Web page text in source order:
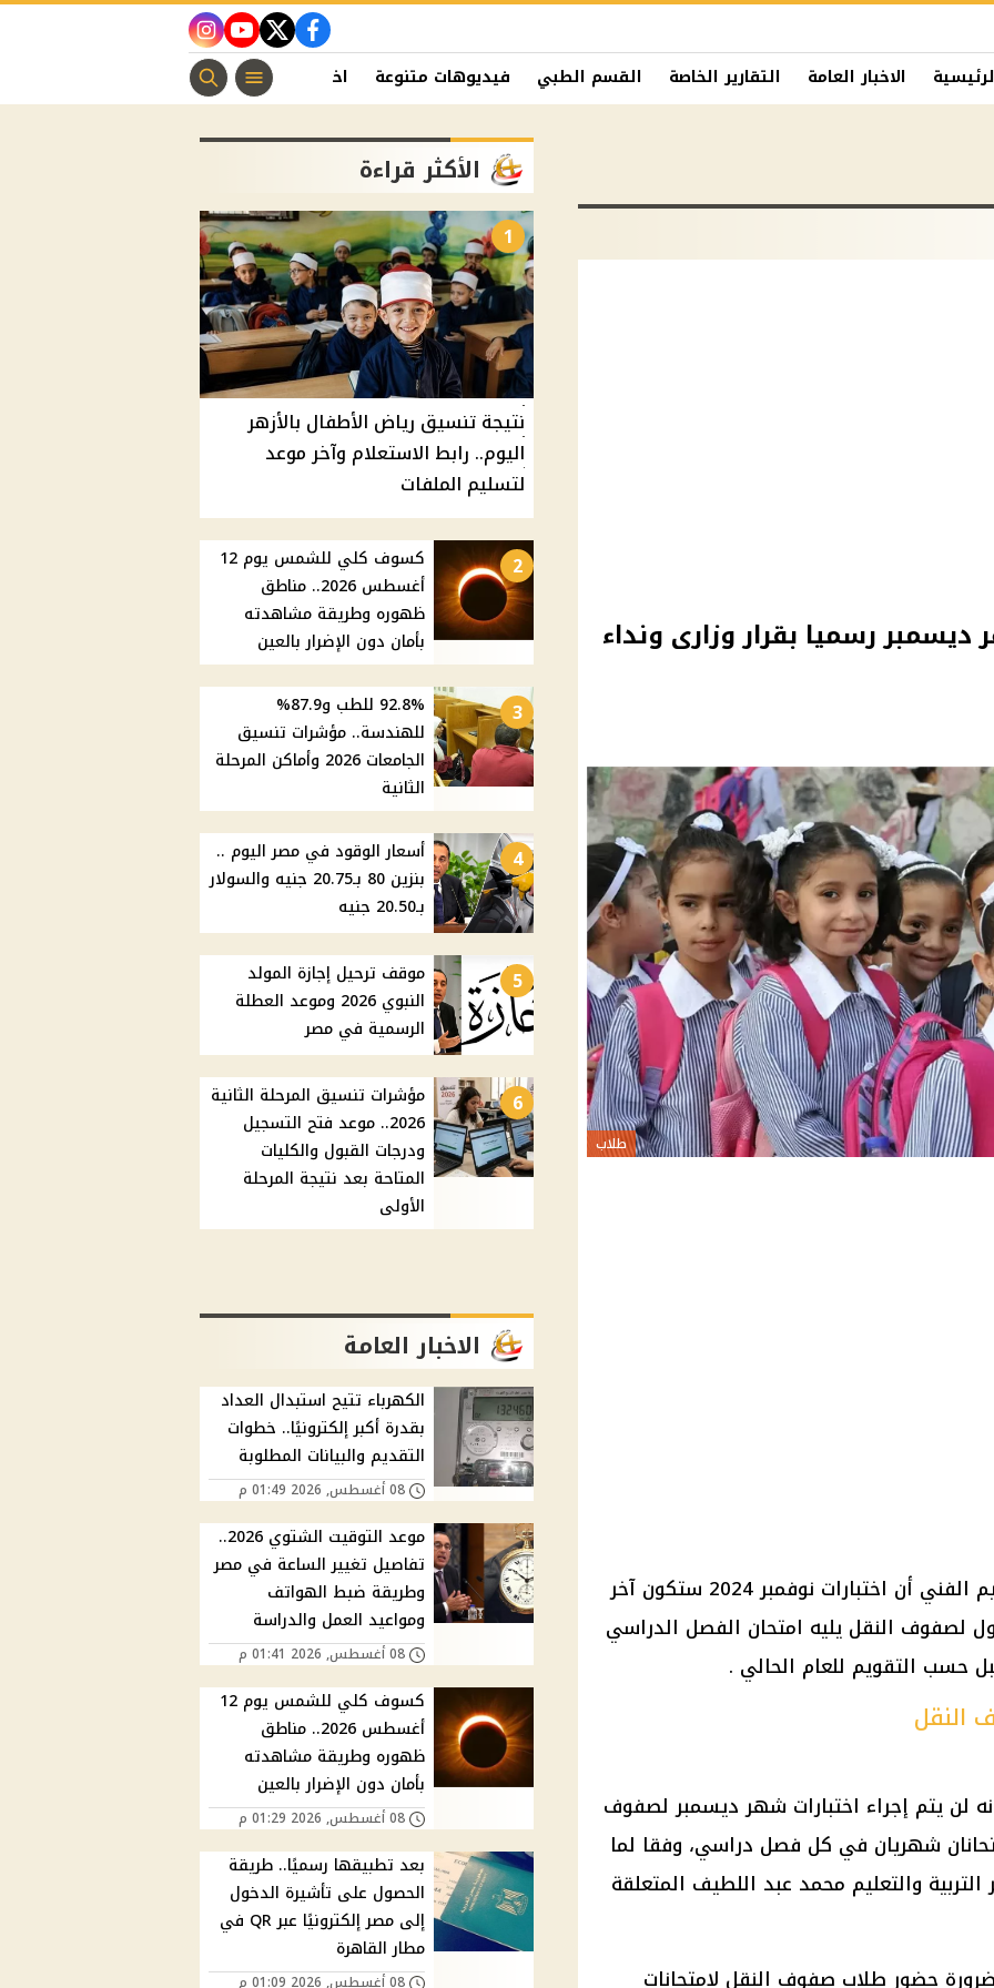
facebook
twitter
youtube
instagram
الاخبار العامة التقارير الخاصة القسم الطبي فيديوهات متنوعة اخبار الفن منوعات مسيحية
ديسمبر رسميا بقرار وزارى ونداء
طلاب
أعلنت وزارة التربية والتعليم والتعليم الفني أن اختبارات نوفمبر 2024 ستكون آخر
لصفوف النقل يليه امتحان الفصل الدراسي
حسب التقويم للعام الحالي .
النقل
لن يتم إجراء اختبارات شهر ديسمبر لصفوف
شهريان في كل فصل دراسي، وفقا لما
التربية والتعليم محمد عبد اللطيف المتعلقة
حضور طلاب صفوف النقل لامتحانات
الأكثر قراءة
1
نتيجة تنسيق رياض الأطفال بالأزهر
اليوم.. رابط الاستعلام وآخر موعد
لتسليم الملفات
2
كسوف كلي للشمس يوم 12
أغسطس 2026.. مناطق
ظهوره وطريقة مشاهدته
بأمان دون الإضرار بالعين
3
92.8% للطب و87.9%
للهندسة.. مؤشرات تنسيق
الجامعات 2026 وأماكن المرحلة
الثانية
4
أسعار الوقود في مصر اليوم ..
بنزين 80 بـ20.75 جنيه والسولار
بـ20.50 جنيه
5
موقف ترحيل إجازة المولد
النبوي 2026 وموعد العطلة
الرسمية في مصر
6
مؤشرات تنسيق المرحلة الثانية
2026.. موعد فتح التسجيل
ودرجات القبول والكليات
المتاحة بعد نتيجة المرحلة
الأولى
الاخبار العامة
الكهرباء تتيح استبدال العداد
بقدرة أكبر إلكترونيًا.. خطوات
التقديم والبيانات المطلوبة
08 أغسطس, 2026 01:49 م
موعد التوقيت الشتوي 2026..
تفاصيل تغيير الساعة في مصر
وطريقة ضبط الهواتف
ومواعيد العمل والدراسة
08 أغسطس, 2026 01:41 م
كسوف كلي للشمس يوم 12
أغسطس 2026.. مناطق
ظهوره وطريقة مشاهدته
بأمان دون الإضرار بالعين
08 أغسطس, 2026 01:29 م
بعد تطبيقها رسميًا.. طريقة
الحصول على تأشيرة الدخول
إلى مصر إلكترونيًا عبر QR في
مطار القاهرة
08 أغسطس, 2026 01:09 م